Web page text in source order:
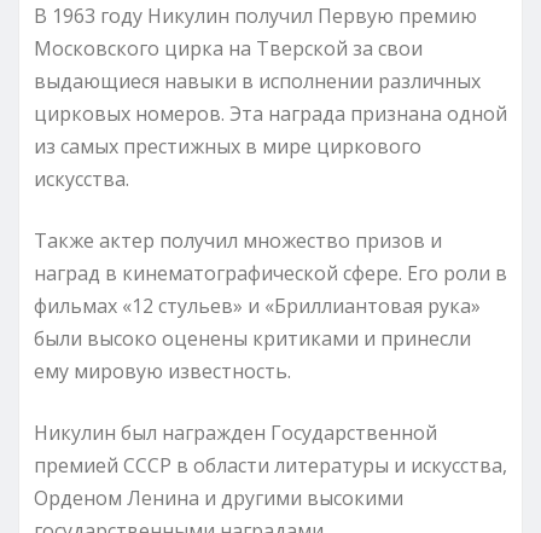
В 1963 году Никулин получил Первую премию
Московского цирка на Тверской за свои
выдающиеся навыки в исполнении различных
цирковых номеров. Эта награда признана одной
из самых престижных в мире циркового
искусства.
Также актер получил множество призов и
наград в кинематографической сфере. Его роли в
фильмах «12 стульев» и «Бриллиантовая рука»
были высоко оценены критиками и принесли
ему мировую известность.
Никулин был награжден Государственной
премией СССР в области литературы и искусства,
Орденом Ленина и другими высокими